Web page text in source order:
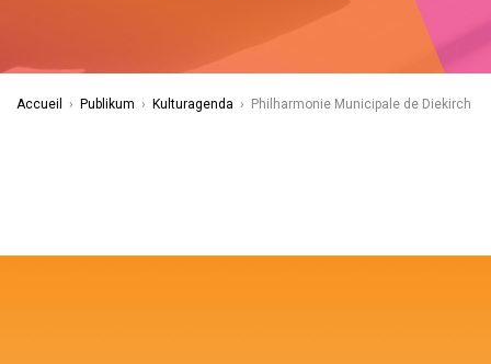
Accueil › Publikum › Kulturagenda › Philharmonie Municipale de Diekirch